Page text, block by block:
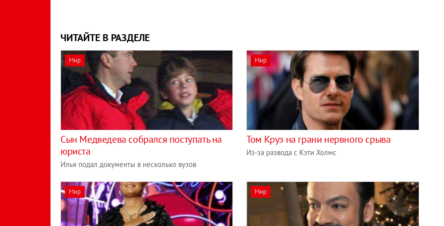
ЧИТАЙТЕ В РАЗДЕЛЕ
Мир
Сын Медведева собрался поступать на
юриста
Илья подал документы в несколько вузов
Мир
Том Круз на грани нервного срыва
Из-за развода с Кэти Холмс
Мир Мир